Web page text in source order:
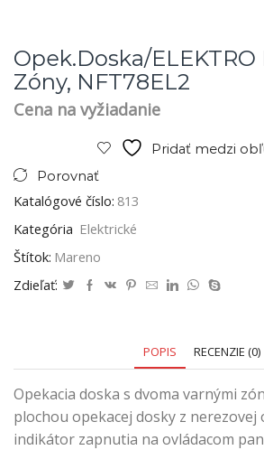
Opek.doska/ELEKTRO
Zóny, NFT78EL2
Cena na vyžiadanie
Pridať medzi
Porovnať
Katalógové číslo: 813
Kategória Elektrické
Štítok: Mareno
Zdieľať:
POPIS RECENZIE (0)
Opekacia doska s dvoma varnými
plochou opekacej dosky z nerezovej
indikátor zapnutia na ovládacom